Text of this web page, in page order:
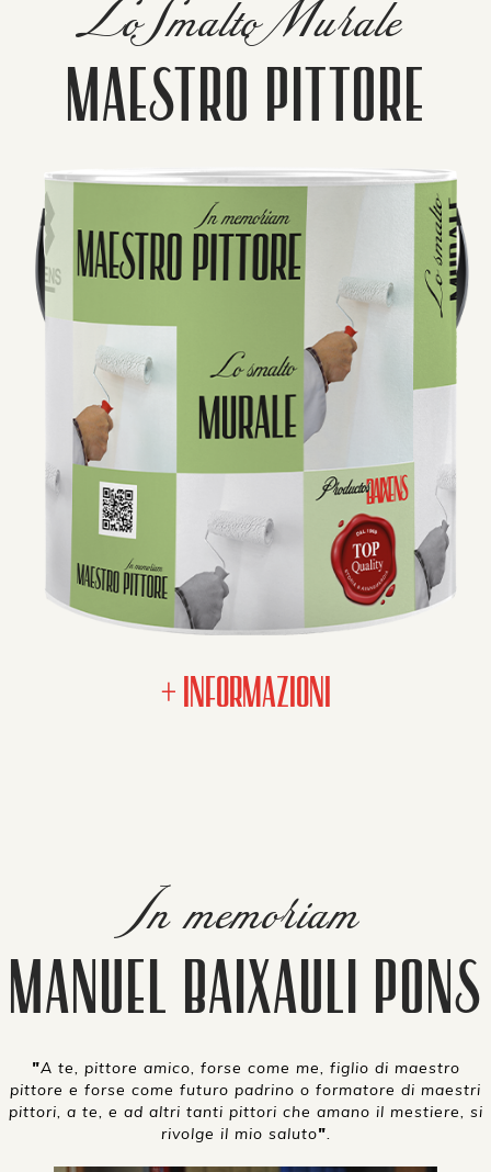
Lo Smalto Murale
MAESTRO PITTORE
+ INFORMAZIONI
In memoriam
MANUEL BAIXAULI PONS
"A te, pittore amico, forse come me, figlio di maestro
pittore e forse come futuro padrino o formatore di maestri
pittori, a te, e ad altri tanti pittori che amano il mestiere, si
rivolge il mio saluto".